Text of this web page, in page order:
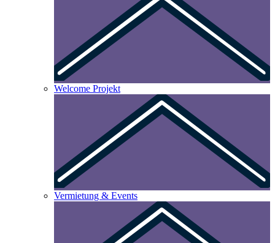
Welcome Projekt
Vermietung & Events